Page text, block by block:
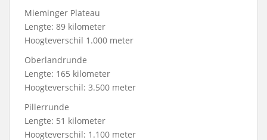
Mieminger Plateau
Lengte: 89 kilometer
Hoogteverschil 1.000 meter
Oberlandrunde
Lengte: 165 kilometer
Hoogteverschil: 3.500 meter
Pillerrunde
Lengte: 51 kilometer
Hoogteverschil: 1.100 meter